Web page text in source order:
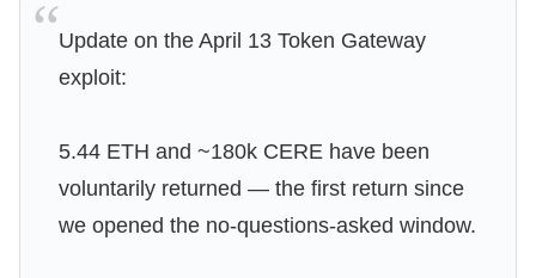
Update on the April 13 Token Gateway
exploit:
5.44 ETH and ~180k CERE have been
voluntarily returned — the first return since
we opened the no-questions-asked window.